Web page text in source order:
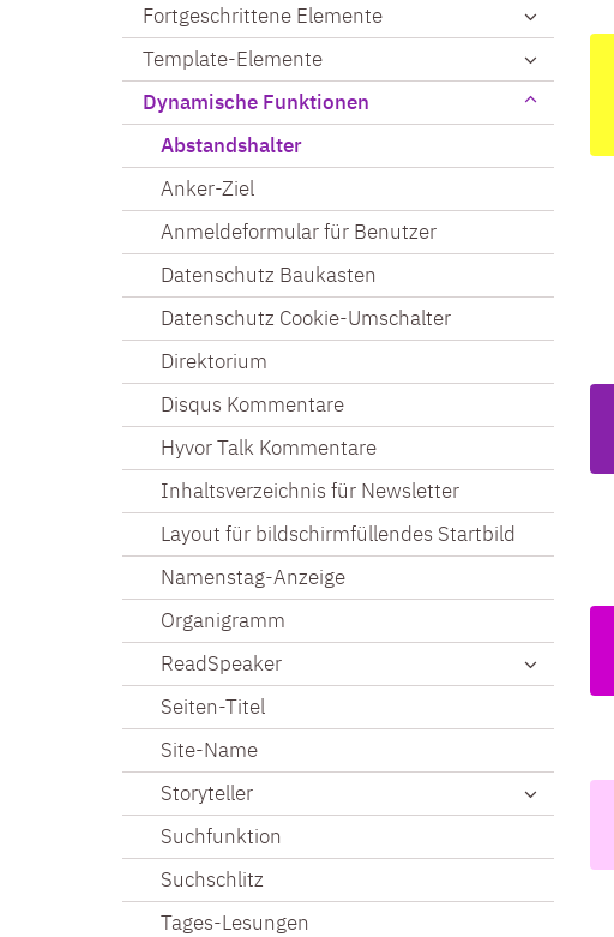
Fortgeschrittene Elemente
Template-Elemente
Dynamische Funktionen
Abstandshalter
Anker-Ziel
Anmeldeformular für Benutzer
Datenschutz Baukasten
Datenschutz Cookie-Umschalter
Direktorium
Disqus Kommentare
Hyvor Talk Kommentare
Inhaltsverzeichnis für Newsletter
Layout für bildschirmfüllendes Startbild
Namenstag-Anzeige
Organigramm
ReadSpeaker
Seiten-Titel
Site-Name
Storyteller
Suchfunktion
Suchschlitz
Tages-Lesungen